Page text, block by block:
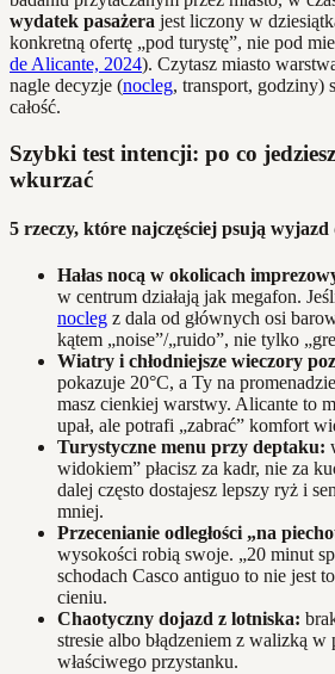
wydatek pasażera jest liczony w
konkretną ofertę „pod turystę”, nie pod
de Alicante, 2024). Czytasz miasto
nagle decyzje (nocleg, transport, godziny)
całość.
Szybki test intencji: po co
wkurzać
5 rzeczy, które najczęściej psują wyjazd
Hałas nocą w okolicach
w centrum działają jak megafon.
nocleg z dala od głównych osi
kątem „noise”/„ruido”, nie tylko
Wiatry i chłodniejsze wieczory
pokazuje 20°C, a Ty na
masz cienkiej warstwy. Alicante to
upał, ale potrafi „zabrać” komfort
Turystyczne menu przy deptaku:
widokiem” płacisz za kadr, nie za
dalej często dostajesz lepszy ryż i
mniej.
Przecenianie odległości „na
wysokości robią swoje. „20 minut
schodach Casco antiguo to nie jest
cieniu.
Chaotyczny dojazd z lotniska:
stresie albo błądzeniem z walizką w
właściwego przystanku.